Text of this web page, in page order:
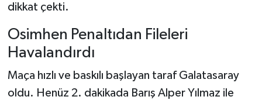
dikkat çekti.
Osimhen Penaltıdan Fileleri
Havalandırdı
Maça hızlı ve baskılı başlayan taraf Galatasaray
oldu. Henüz 2. dakikada Barış Alper Yılmaz ile